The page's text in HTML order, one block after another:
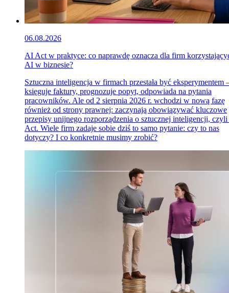
06.08.2026
AI Act w praktyce: co naprawdę oznacza dla firm
AI w biznesie?
Sztuczna inteligencja w firmach przestała być
księguje faktury, prognozuje popyt, odpowiada na pytania
pracowników. Ale od 2 sierpnia 2026 r. wchodzi w nową fazę
również od strony prawnej: zaczynają obowiązywać kluczowe
przepisy unijnego rozporządzenia o sztucznej inteligencji,
Act. Wiele firm zadaje sobie dziś to samo pytanie: czy to nas
dotyczy? I co konkretnie musimy zrobić?